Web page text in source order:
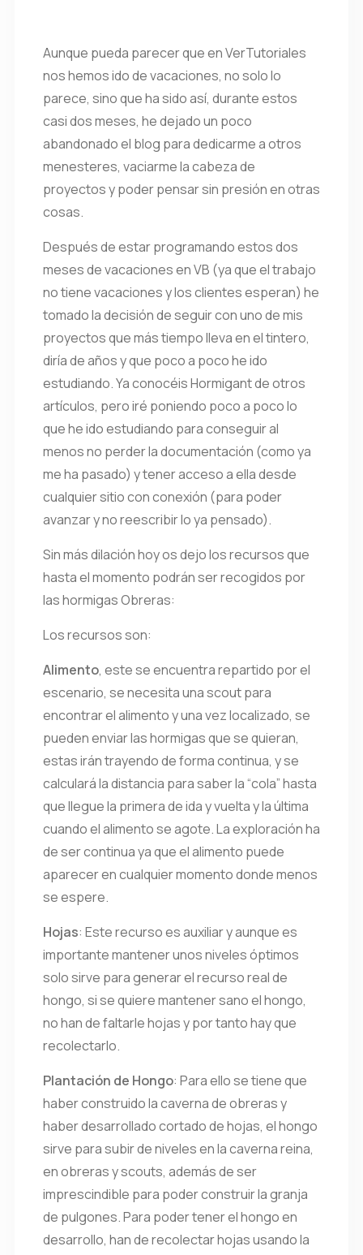
Aunque pueda parecer que en VerTutoriales
nos hemos ido de vacaciones, no solo lo
parece, sino que ha sido así, durante estos
casi dos meses, he dejado un poco
abandonado el blog para dedicarme a otros
menesteres, vaciarme la cabeza de
proyectos y poder pensar sin presión en otras
cosas.
Después de estar programando estos dos
meses de vacaciones en VB (ya que el trabajo
no tiene vacaciones y los clientes esperan) he
tomado la decisión de seguir con uno de mis
proyectos que más tiempo lleva en el tintero,
diría de años y que poco a poco he ido
estudiando. Ya conocéis Hormigant de otros
artículos, pero iré poniendo poco a poco lo
que he ido estudiando para conseguir al
menos no perder la documentación (como ya
me ha pasado) y tener acceso a ella desde
cualquier sitio con conexión (para poder
avanzar y no reescribir lo ya pensado).
Sin más dilación hoy os dejo los recursos que
hasta el momento podrán ser recogidos por
las hormigas Obreras:
Los recursos son:
Alimento, este se encuentra repartido por el
escenario, se necesita una scout para
encontrar el alimento y una vez localizado, se
pueden enviar las hormigas que se quieran,
estas irán trayendo de forma continua, y se
calculará la distancia para saber la “cola” hasta
que llegue la primera de ida y vuelta y la última
cuando el alimento se agote. La exploración ha
de ser continua ya que el alimento puede
aparecer en cualquier momento donde menos
se espere.
Hojas: Este recurso es auxiliar y aunque es
importante mantener unos niveles óptimos
solo sirve para generar el recurso real de
hongo, si se quiere mantener sano el hongo,
no han de faltarle hojas y por tanto hay que
recolectarlo.
Plantación de Hongo: Para ello se tiene que
haber construido la caverna de obreras y
haber desarrollado cortado de hojas, el hongo
sirve para subir de niveles en la caverna reina,
en obreras y scouts, además de ser
imprescindible para poder construir la granja
de pulgones. Para poder tener el hongo en
desarrollo, han de recolectar hojas usando la